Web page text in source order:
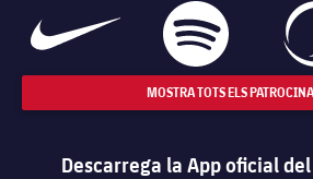
MOSTRA TOTS ELS
Descarrega la App oficial